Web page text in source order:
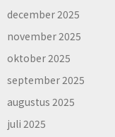
december 2025
november 2025
oktober 2025
september 2025
augustus 2025
juli 2025